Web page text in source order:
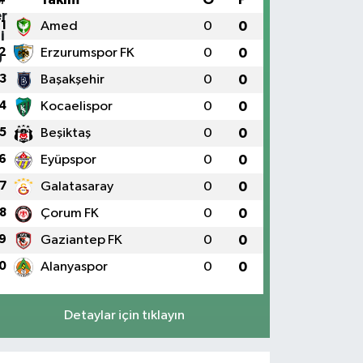
1 Amed 0 0
Erzurumspor FK 0 0
3 Başakşehir 0 0
Kocaelispor 0 0
5 Beşiktaş 0 0
Eyüpspor 0 0
7 Galatasaray 0 0
8 Çorum FK 0 0
Gaziantep FK 0 0
Alanyaspor 0 0
Detaylar için tıklayın